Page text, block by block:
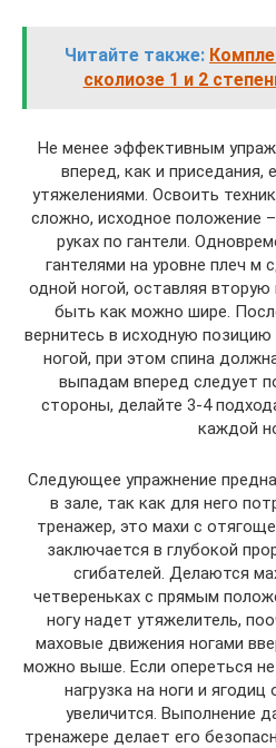
Читайте также:
сколиозе 1 и 2
Не менее эффективным
вперед, как и приседания,
утяжелениями. Освоить
сложно, исходное положение
руках по гантели.
гантелями на уровне плеч м
одной ногой, оставляя
быть как можно шире.
вернитесь в исходную
ногой, при этом спина
выпадам вперед следует
стороны, делайте 3-4
каждой
Следующее упражнение
в зале, так как для него
тренажер, это махи с
заключается в глубокой
сгибателей. Делаются
четвереньках с прямым
ногу надет утяжелитель,
маховые движения ногами
можно выше. Если опереться
нагрузка на ноги и
увеличится. Выполнение
тренажере делает его